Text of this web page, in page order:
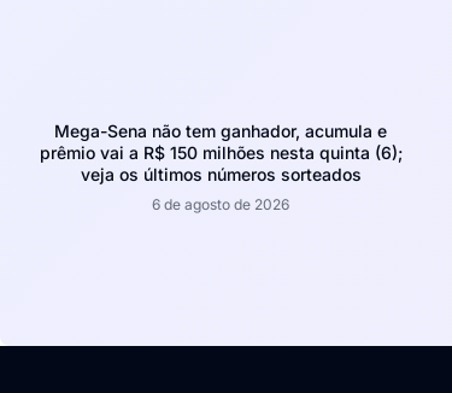
Mega-Sena não tem ganhador, acumula e
prêmio vai a R$ 150 milhões nesta quinta (6);
veja os últimos números sorteados
6 de agosto de 2026